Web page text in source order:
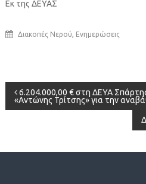
Εκ της ΔΕΥΑΣ
Διακοπές Νερού, Ενημερώσεις
Πλοήγηση
6.204.000,00 € στη ΔΕΥΑ
«Αντώνης Τρίτσης» για την